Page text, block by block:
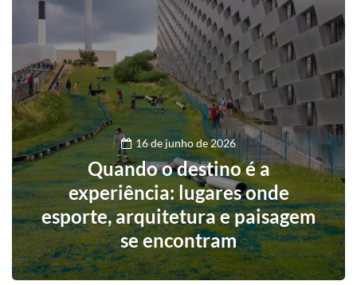
16 de junho de 2026
Quando o destino é a
experiência: lugares onde
esporte, arquitetura e paisagem
se encontram